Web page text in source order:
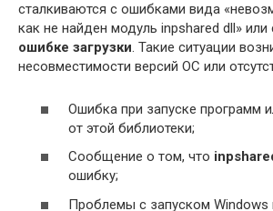
сталкиваются с ошибками вида
как не найден модуль inpshared dll»
ошибке загрузки. Такие ситуации
несовместимости версий ОС или
Ошибка при запуске программ
от этой библиотеки;
Сообщение о том, что
ошибку;
Проблемы с запуском Windows